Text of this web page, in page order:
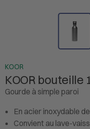
KOOR
KOOR
Gourde à simple paroi
En acier inoxydable
Convient au lave-